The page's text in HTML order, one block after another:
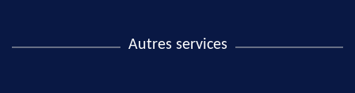
Autres services